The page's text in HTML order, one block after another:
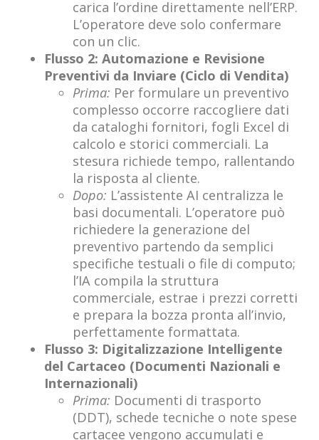
carica l’ordine direttamente nell’ERP.
L’operatore deve solo confermare
con un clic.
Flusso 2: Automazione e Revisione
Preventivi da Inviare (Ciclo di Vendita)
Prima: Per formulare un preventivo
complesso occorre raccogliere dati
da cataloghi fornitori, fogli Excel di
calcolo e storici commerciali. La
stesura richiede tempo, rallentando
la risposta al cliente.
Dopo: L’assistente AI centralizza le
basi documentali. L’operatore può
richiedere la generazione del
preventivo partendo da semplici
specifiche testuali o file di computo;
l’IA compila la struttura
commerciale, estrae i prezzi corretti
e prepara la bozza pronta all’invio,
perfettamente formattata.
Flusso 3: Digitalizzazione Intelligente
del Cartaceo (Documenti Nazionali e
Internazionali)
Prima: Documenti di trasporto
(DDT), schede tecniche o note spese
cartacee vengono accumulati e